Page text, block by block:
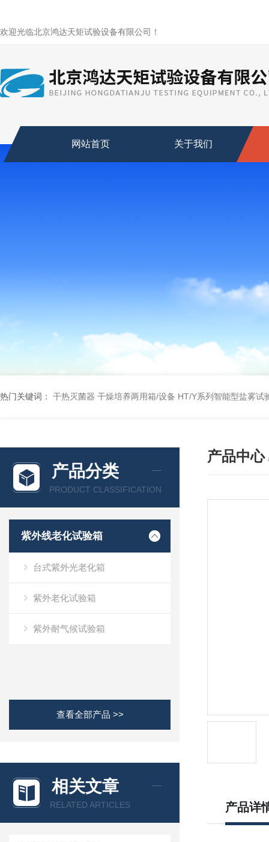
欢迎光临北京鸿达天矩试验设备有限公司！
网站首页 关于我们
热门关键词： 干热灭菌器 干燥培养两用箱/设备 HT/Y系列智能型盐雾试
产品分类
PRODUCT CLASSIFICATION
紫外线老化试验箱
台式紫外光老化箱
紫外老化试验箱
紫外耐气候试验箱
查看全部产品 >>
相关文章
RELATED ARTICLES
产品中心
产品详